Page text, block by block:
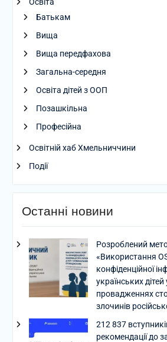
Батькам
Вища
Вища передфахова
Загальна-середня
Освіта дітей з ООП
Позашкільна
Професійна
Освітній хаб Хмельниччини
Події
Останні новини
Розроблений
«Використання
конфіденційної
українських
провадженнях
злочинів
212 837
рекомендації до